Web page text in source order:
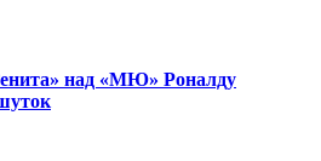
над «МЮ» Роналду